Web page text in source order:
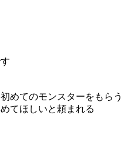
めてのモンスターをもらう
てほしいと頼まれる